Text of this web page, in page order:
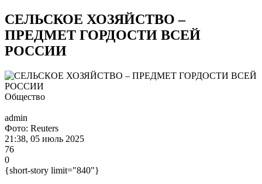
СЕЛЬСКОЕ ХОЗЯЙСТВО –
ПРЕДМЕТ ГОРДОСТИ ВСЕЙ
РОССИИ
Общество
admin
Фото: Reuters
21:38, 05 июль 2025
76
0
{short-story limit="840"}